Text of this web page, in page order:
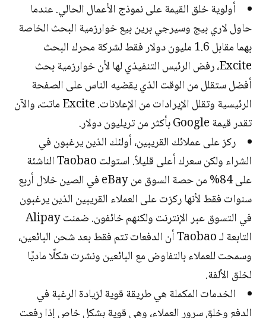
أولوية خلق القيمة على نموذج الأعمال الحالي. عندما
حاول لاري بيج وسيرجي برين بيع خوارزمية البحث الخاصة
بهما مقابل 1.6 مليون دولار فقط لشركة محرك البحث
Excite، رفض الرئيس التنفيذي لها لأن خوارزمية بحث
أفضل ستقلل من الوقت الذي يقضيه الناس على الصفحة
الرئيسية وتقلل الإيرادات من الإعلانات. Excite ماتت، والآن
تقدر قيمة Google بأكثر من تريليون دولار.
ركز على عملائك القريبين، أولئك الذين يرغبون في
الشراء ولكن سعرك أعلى قليلاً. استولت Taobao الناشئة
على 84% من حصة السوق من eBay في الصين خلال أربع
سنوات فقط لأنها ركزت على العملاء القريبين الذين يرغبون
في التسوق عبر الإنترنت ولكنهم خائفون. ضمنت Alipay
التابعة لـ Taobao أن الدفعات تتم فقط بعد شحن البائعين،
وسمحت للعملاء بالتفاوض مع البائعين ونشرت شكلًا ماديًا
لخلق الألفة.
الخدمات المكملة هي طريقة قوية لزيادة الرغبة في
الدفع وخلق سرور العملاء، وهي قوية بشكل خاص إذا رفعت